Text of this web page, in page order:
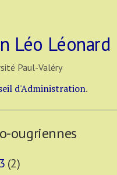
Léo Léonard
Paul-Valéry
d'Administration.
ougriennes
(2)